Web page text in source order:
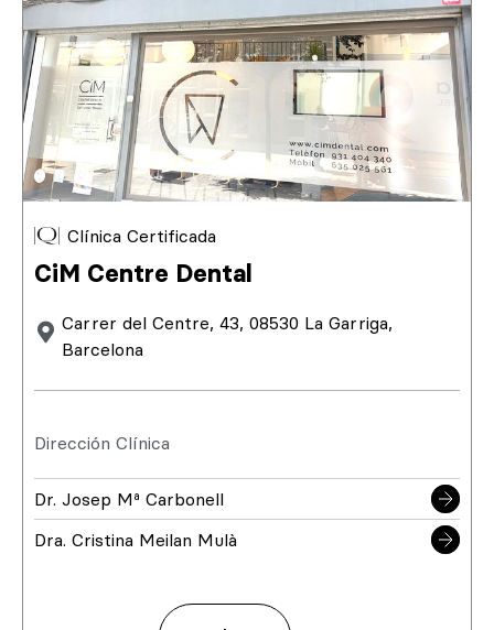
Clínica Certificada
CiM Centre Dental
Carrer del Centre, 43, 08530 La Garriga,
Barcelona
Dirección Clínica
Dr. Josep Mª Carbonell
Dra. Cristina Meilan Mulà